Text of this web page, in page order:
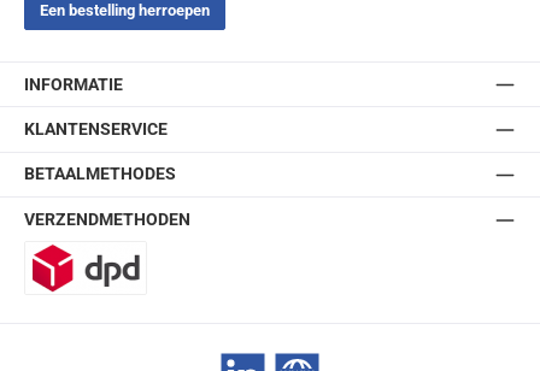
Een bestelling herroepen
INFORMATIE
KLANTENSERVICE
BETAALMETHODES
VERZENDMETHODEN